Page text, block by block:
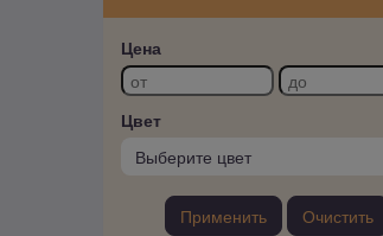
Цена
Цвет
Выберите цвет
Применить Очистить